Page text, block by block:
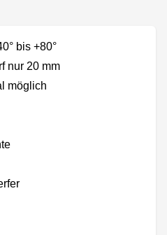
bis +80°
nur 20 mm
möglich